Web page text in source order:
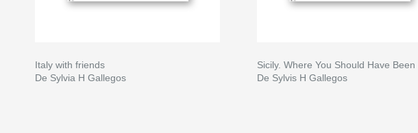
Italy with friends
De Sylvia H Gallegos
Sicily. Where You Should Have Been
De Sylvis H Gallegos